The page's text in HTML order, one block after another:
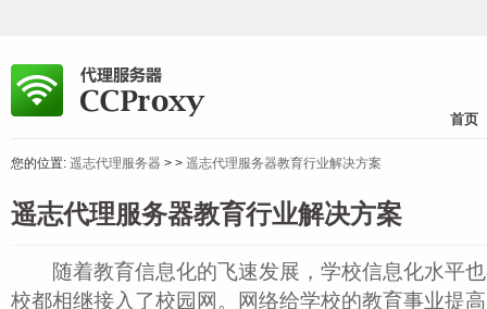
首页
您的位置: 遥志代理服务器 > > 遥志代理服务器教育行业解决方案
遥志代理服务器教育行业解决方案
随着教育信息化的飞速发展，学校信息化水平也
校都相继接入了校园网。网络给学校的教育事业提